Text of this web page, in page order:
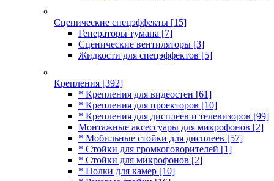
Сценические спецэффекты [15]
Генераторы тумана [7]
Сценические вентиляторы [3]
Жидкости для спецэффектов [5]
Крепления [392]
* Крепления для видеостен [61]
* Крепления для проекторов [10]
* Крепления для дисплеев и телевизоров [99]
Монтажные аксессуары для микрофонов [2]
* Мобильные стойки для дисплеев [57]
* Стойки для громкоговорителей [1]
* Стойки для микрофонов [2]
* Полки для камер [10]